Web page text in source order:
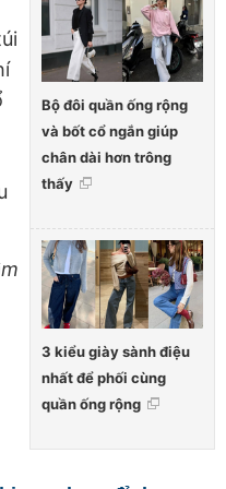
Bộ đôi quần ống rộng
và bốt cổ ngắn giúp
chân dài hơn trông
thấy
3 kiểu giày sành điệu
nhất để phối cùng
quần ống rộng